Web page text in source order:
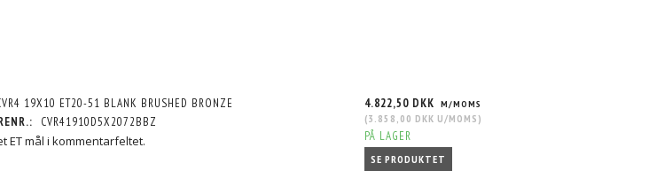
19X10 ET20-51 BLANK BRUSHED BRONZE
CVR41910D5X2072BBZ
ET mål i kommentarfeltet.
4.822,50 DKK M/MOMS
(3.858,00 DKK U/MOMS )
PÅ LAGER
SE PRODUKTET